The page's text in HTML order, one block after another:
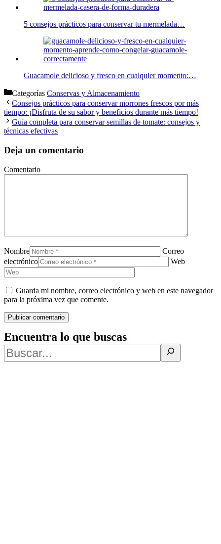
5 consejos prácticos para conservar tu mermelada…
Guacamole delicioso y fresco en cualquier momento:…
Categorías Conservas y Almacenamiento
Consejos prácticos para conservar morrones frescos por más
tiempo: ¡Disfruta de su sabor y beneficios durante más tiempo!
Guía completa para conservar semillas de tomate: consejos y
técnicas efectivas
Deja un comentario
Comentario
Nombre
Correo
electrónico
Web
Guarda mi nombre, correo electrónico y web en este navegador
para la próxima vez que comente.
Encuentra lo que buscas